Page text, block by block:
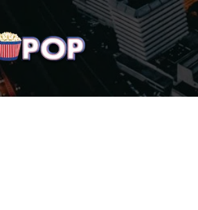
Home Notícias